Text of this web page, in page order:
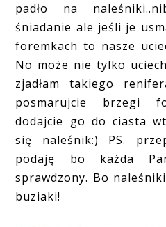
padło na
śniadanie ale jeśli je
foremkach to nasze
No może nie tylko
zjadłam takiego
posmarujcie brzegi
dodajcie go do ciasta
się naleśnik:) PS.
podaję bo każda
sprawdzony. Bo
buziaki!